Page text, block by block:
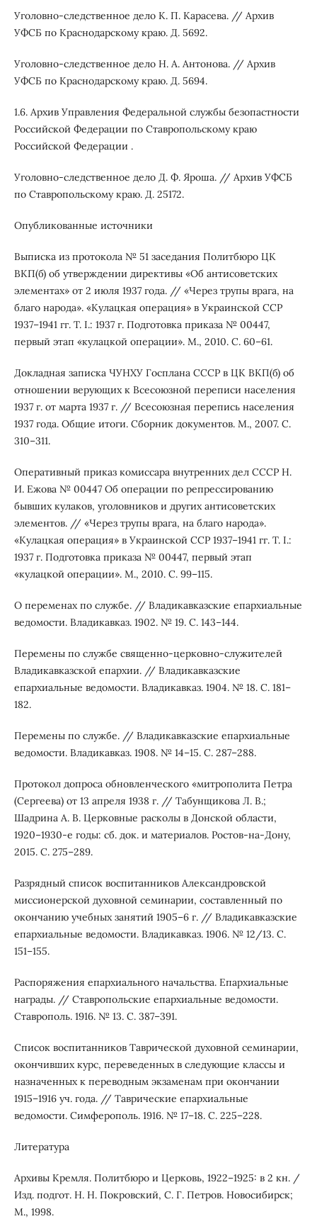
Уголовно-следственное дело К. П. Карасева. // Архив
УФСБ по Краснодарскому краю. Д. 5692.
Уголовно-следственное дело Н. А. Антонова. // Архив
УФСБ по Краснодарскому краю. Д. 5694.
1.6. Архив Управления Федеральной службы безопастности
Российской Федерации по Ставропольскому краю
Российской Федерации .
Уголовно-следственное дело Д. Ф. Яроша. // Архив УФСБ
по Ставропольскому краю. Д. 25172.
Опубликованные источники
Выписка из протокола № 51 заседания Политбюро ЦК
ВКП(б) об утверждении директивы «Об антисоветских
элементах» от 2 июля 1937 года. // «Через трупы врага, на
благо народа». «Кулацкая операция» в Украинской ССР
1937–1941 гг. Т. I.: 1937 г. Подготовка приказа № 00447,
первый этап «кулацкой операции». М., 2010. С. 60–61.
Докладная записка ЧУНХУ Госплана СССР в ЦК ВКП(б) об
отношении верующих к Всесоюзной переписи населения
1937 г. от марта 1937 г. // Всесоюзная перепись населения
1937 года. Общие итоги. Сборник документов. М., 2007. С.
310–311.
Оперативный приказ комиссара внутренних дел СССР Н.
И. Ежова № 00447 Об операции по репрессированию
бывших кулаков, уголовников и других антисоветских
элементов. // «Через трупы врага, на благо народа».
«Кулацкая операция» в Украинской ССР 1937–1941 гг. Т. I.:
1937 г. Подготовка приказа № 00447, первый этап
«кулацкой операции». М., 2010. С. 99–115.
О переменах по службе. // Владикавказские епархиальные
ведомости. Владикавказ. 1902. № 19. С. 143–144.
Перемены по службе священно-церковно-служителей
Владикавказской епархии. // Владикавказские
епархиальные ведомости. Владикавказ. 1904. № 18. С. 181–
182.
Перемены по службе. // Владикавказские епархиальные
ведомости. Владикавказ. 1908. № 14–15. С. 287–288.
Протокол допроса обновленческого «митрополита Петра
(Сергеева) от 13 апреля 1938 г. // Табунщикова Л. В.;
Шадрина А. В. Церковные расколы в Донской области,
1920–1930-е годы: сб. док. и материалов. Ростов-на-Дону,
2015. С. 275–289.
Разрядный список воспитанников Александровской
миссионерской духовной семинарии, составленный по
окончанию учебных занятий 1905–6 г. // Владикавказские
епархиальные ведомости. Владикавказ. 1906. № 12/13. С.
151–155.
Распоряжения епархиального начальства. Епархиальные
награды. // Ставропольские епархиальные ведомости.
Ставрополь. 1916. № 13. С. 387–391.
Список воспитанников Таврической духовной семинарии,
окончивших курс, переведенных в следующие классы и
назначенных к переводным экзаменам при окончании
1915–1916 уч. года. // Таврические епархиальные
ведомости. Симферополь. 1916. № 17–18. С. 225–228.
Литература
Архивы Кремля. Политбюро и Церковь, 1922–1925: в 2 кн. /
Изд. подгот. Н. Н. Покровский, С. Г. Петров. Новосибирск;
М., 1998.